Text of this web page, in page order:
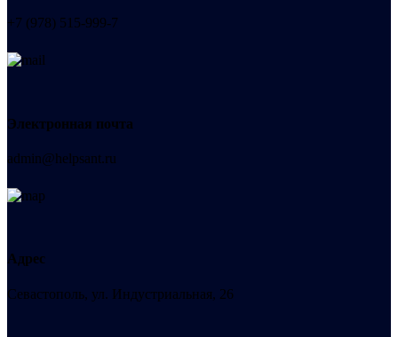
+7 (978) 515-999-7
Электронная почта
admin@helpsant.ru
Адрес
Севастополь, ул. Индустриальная, 26